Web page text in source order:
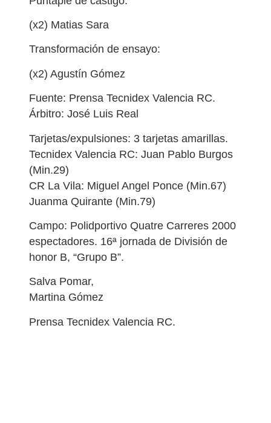
(x2) Matias Sara
Transformación de ensayo:
(x2) Agustín Gómez
Fuente: Prensa Tecnidex Valencia RC.
Árbitro: José Luis Real
Tarjetas/expulsiones: 3 tarjetas amarillas.
Tecnidex Valencia RC: Juan Pablo Burgos
(Min.29)
CR La Vila: Miguel Angel Ponce (Min.67)
Juanma Quirante (Min.79)
Campo: Polidportivo Quatre Carreres 2000
espectadores. 16ª jornada de División de
honor B, “Grupo B”.
Salva Pomar,
Martina Gómez
Prensa Tecnidex Valencia RC.